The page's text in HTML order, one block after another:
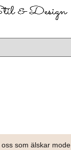
oss som älskar mode